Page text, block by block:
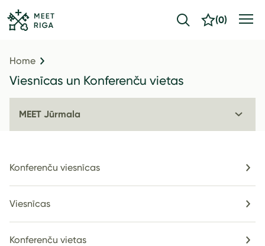
(0)
Home
Viesnīcas un Konferenču vietas
MEET Jūrmala
Konferenču viesnīcas
Viesnīcas
Konferenču vietas